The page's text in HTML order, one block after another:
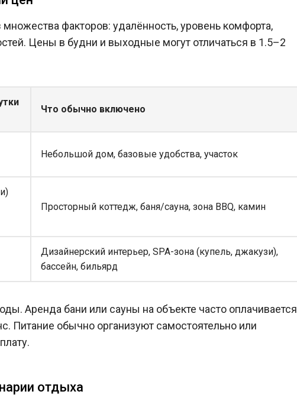
факторов: удалённость, уровень комфорта,
Цены в будни и выходные могут отличаться в 1.5–2
Что обычно включено
Небольшой дом, базовые удобства, участок
Просторный коттедж, баня/сауна, зона BBQ, камин
Дизайнерский интерьер, SPA-зона (купель, джакузи),
бассейн, бильярд
Аренда бани или сауны на объекте часто оплачивается
Питание обычно организуют самостоятельно или
отдыха